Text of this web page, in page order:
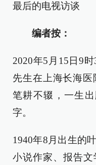
最后的电视访谈
编者按：
2020年5月15日9
先生在上海长海
笔耕不辍，一生
字。
1940年8月出生的
小说作家、报告